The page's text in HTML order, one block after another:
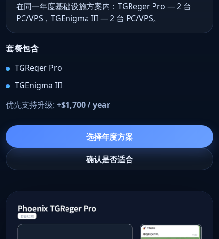
在同一年度基础设施方案内：TGReger Pro — 2 台
PC/VPS，TGEnigma III — 2 台 PC/VPS。
套餐包含
TGReger Pro
TGEnigma III
优先支持升级: +$1,700 / year
选择年度方案
确认是否适合